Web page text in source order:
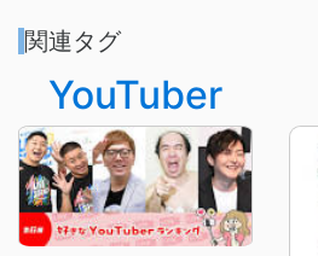
関連タグ
YouTuber